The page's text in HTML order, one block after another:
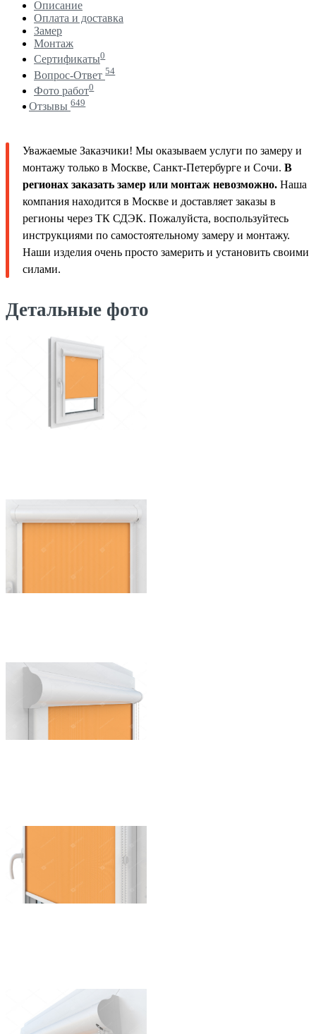
Описание
Оплата и доставка
Замер
Монтаж
Сертификаты0
Вопрос-Ответ 54
Фото работ0
Отзывы 649
Уважаемые Заказчики! Мы оказываем услуги по замеру и
монтажу только в Москве, Санкт-Петербурге и Сочи. В
регионах заказать замер или монтаж невозможно. Наша
компания находится в Москве и доставляет заказы в
регионы через ТК СДЭК. Пожалуйста, воспользуйтесь
инструкциями по самостоятельному замеру и монтажу.
Наши изделия очень просто замерить и установить своими
силами.
Детальные фото